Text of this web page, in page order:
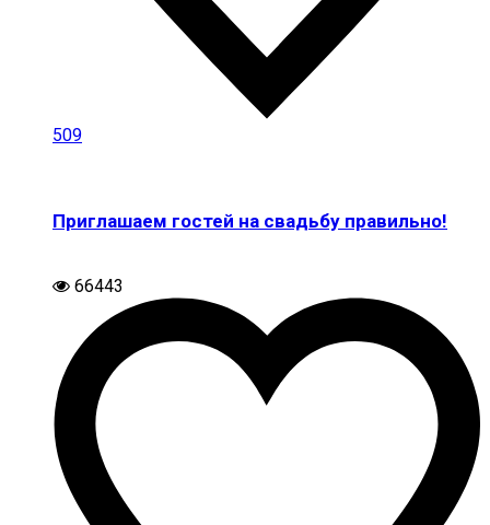
509
Приглашаем гостей на свадьбу правильно!
66443